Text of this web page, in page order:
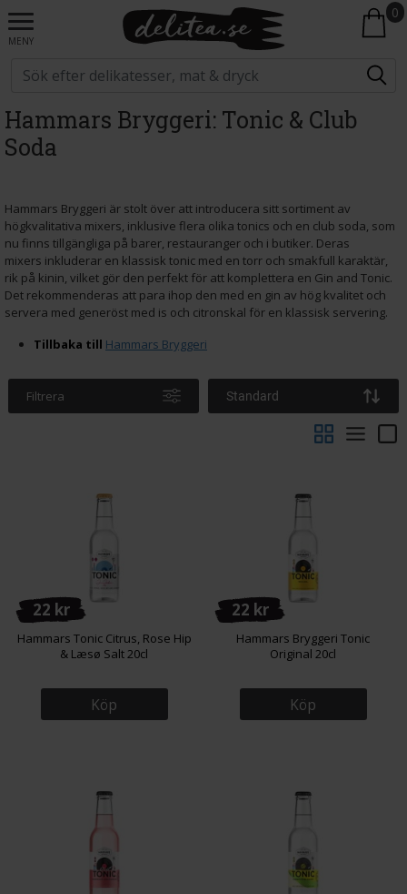
MENY
0
Hammars Bryggeri: Tonic & Club
Soda
Hammars Bryggeri är stolt över att introducera sitt sortiment av
högkvalitativa mixers, inklusive flera olika tonics och en club soda, som
nu finns tillgängliga på barer, restauranger och i butiker. Deras
mixers inkluderar en klassisk tonic med en torr och smakfull karaktär,
rik på kinin, vilket gör den perfekt för att komplettera en Gin and Tonic.
Det rekommenderas att para ihop den med en gin av hög kvalitet och
servera med generöst med is och citronskal för en klassisk servering.
Tillbaka till Hammars Bryggeri
Filtrera Standard
22 kr
Hammars Tonic Citrus, Rose Hip
& Læsø Salt 20cl
Köp
22 kr
Hammars Bryggeri Tonic
Original 20cl
Köp